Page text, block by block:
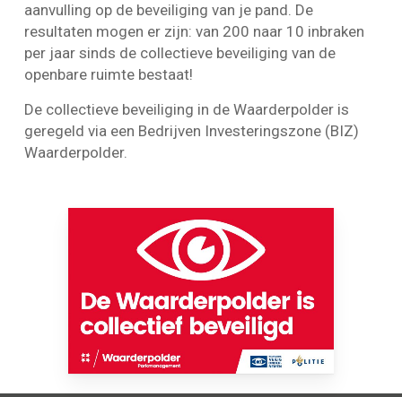
aanvulling op de beveiliging van je pand. De
resultaten mogen er zijn: van 200 naar 10 inbraken
per jaar sinds de collectieve beveiliging van de
openbare ruimte bestaat!
De collectieve beveiliging in de Waarderpolder is
geregeld via een Bedrijven Investeringszone (BIZ)
Waarderpolder.